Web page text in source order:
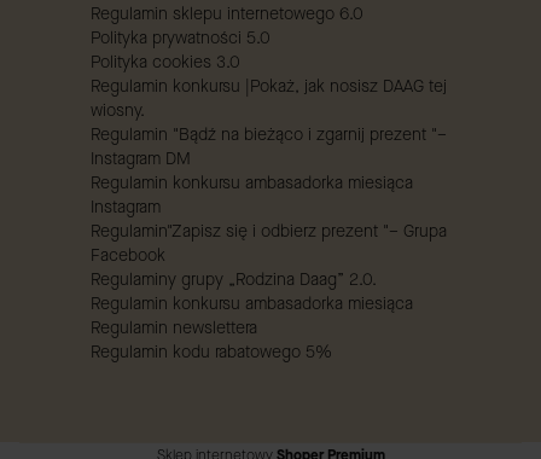
Regulamin sklepu internetowego 6.0
Polityka prywatności 5.0
Polityka cookies 3.0
Regulamin konkursu |Pokaż, jak nosisz DAAG tej
wiosny.
Regulamin "Bądź na bieżąco i zgarnij prezent "–
Instagram DM
Regulamin konkursu ambasadorka miesiąca
Instagram
Regulamin"Zapisz się i odbierz prezent "– Grupa
Facebook
Regulaminy grupy „Rodzina Daag” 2.0.
Regulamin konkursu ambasadorka miesiąca
Regulamin newslettera
Regulamin kodu rabatowego 5%